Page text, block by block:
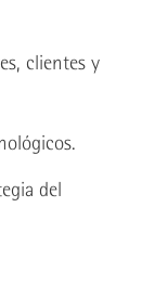
clientes y
del